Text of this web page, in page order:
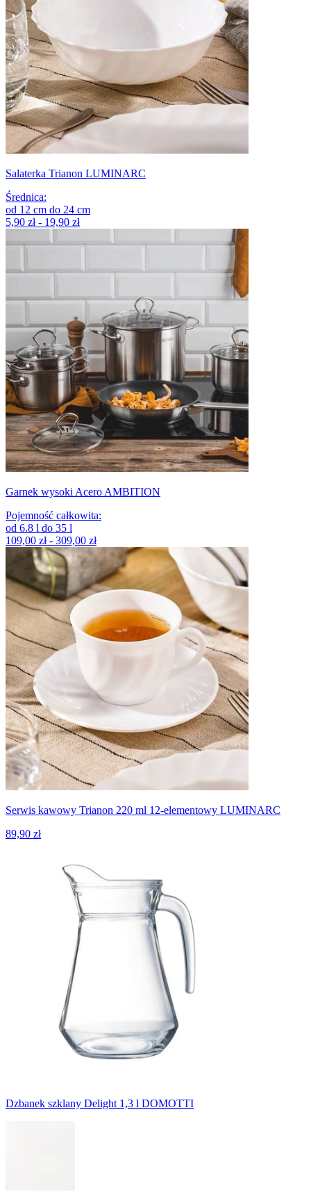
Salaterka Trianon LUMINARC
Średnica:
od 12 cm do 24 cm
5,90 zł - 19,90 zł
Garnek wysoki Acero AMBITION
Pojemność całkowita:
od 6.8 l do 35 l
109,00 zł - 309,00 zł
Serwis kawowy Trianon 220 ml 12-elementowy LUMINARC
89,90 zł
Dzbanek szklany Delight 1,3 l DOMOTTI